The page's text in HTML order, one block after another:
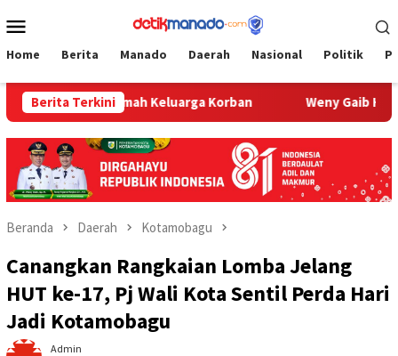
ke
Mobile
Home Berita Manado Daerah Nasional Politik
Berita Terkini
Rumah Keluarga Korban Weny Gaib Hadiri
Beranda Daerah Kotamobagu
Canangkan Rangkaian Lomba Jelang
HUT ke-17, Pj Wali Kota Sentil Perda Hari
Jadi Kotamobagu
Admin